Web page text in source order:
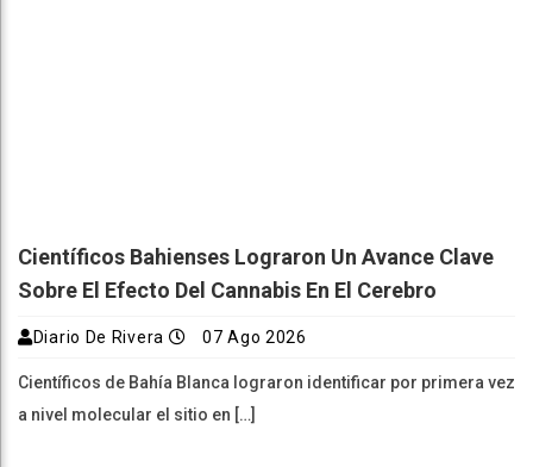
Científicos Bahienses Lograron Un Avance Clave
Sobre El Efecto Del Cannabis En El Cerebro
Diario De Rivera 07 Ago 2026
Científicos de Bahía Blanca lograron identificar por primera vez
a nivel molecular el sitio en […]